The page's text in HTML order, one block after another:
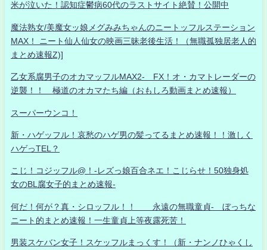
米が泣いた！認知症鬱病60代のラストサイト絶賛！公開中
魔法熟女/美魔女ッ娘メグみみちゃんのニートッフルステーション
MAX！ ニート仙人仙女の映画三昧老後生活！（無職孤独居老人的
まとめ速報Z)]
乙女系腐男子のオカマッフルMAX2- FX！オ・カマトレーダーの
逆襲！！ 極道のオカマたち編（おもしろ動画まとめ速報）
スーパーウンコ！
新・ハゲッフル！哀愁のハゲ男の髪ってるまとめ速報！！激しく
ハゲっTEL？
こじ！コジッフル@！-レズっ娘百合ネエ！こじらせ！50独身処
女のBL腐女子的まとめ速報-
何だ！何が？真・シロッフル！！ 永遠の無職童貞- ぼっちな
ニート的まとめ速報！一生童貞上等夜露死苦！
男装スケバン女子！スケッフルまっくす！（新・ナンノひゃくし